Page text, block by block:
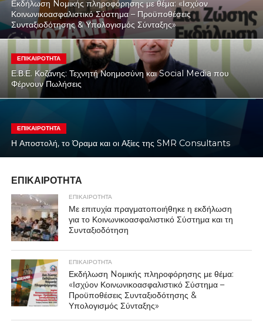
Εκδήλωση Nομικής πληροφόρησης με θέμα: «Ισχύον
Κοινωνικοασφαλιστικό Σύστημα – Προϋποθέσεις
Συνταξιοδότησης & Υπολογισμός Σύνταξης»
ΕΠΙΚΑΙΡΟΤΗΤΑ
Ε.Β.Ε. Κοζάνης: Τεχνητή Νοημοσύνη και Social Media που
Φέρνουν Πωλήσεις
ΕΠΙΚΑΙΡΟΤΗΤΑ
Η Αποστολή, το Όραμα και οι Αξίες της SMR Consultants
ΕΠΙΚΑΙΡΟΤΗΤΑ
ΕΠΙΚΑΙΡΟΤΗΤΑ
Με επιτυχία πραγματοποιήθηκε η εκδήλωση
για το Κοινωνικοασφαλιστικό Σύστημα και τη
Συνταξιοδότηση
ΕΠΙΚΑΙΡΟΤΗΤΑ
Εκδήλωση Nομικής πληροφόρησης με θέμα:
«Ισχύον Κοινωνικοασφαλιστικό Σύστημα –
Προϋποθέσεις Συνταξιοδότησης &
Υπολογισμός Σύνταξης»